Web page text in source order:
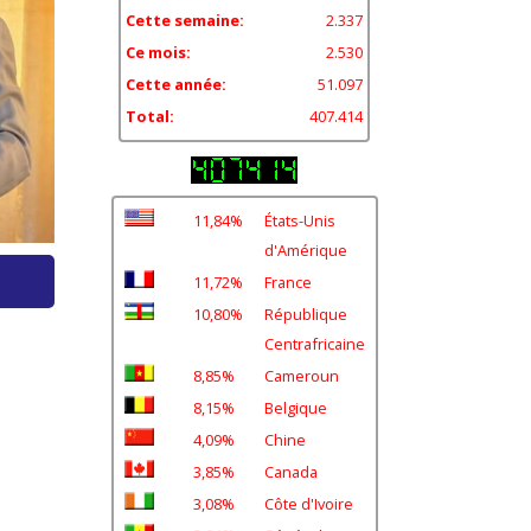
Cette semaine:
2.337
Ce mois:
2.530
Cette année:
51.097
Total:
407.414
11,84%
États-Unis
d'Amérique
11,72%
France
10,80%
République
Centrafricaine
8,85%
Cameroun
8,15%
Belgique
4,09%
Chine
3,85%
Canada
3,08%
Côte d'Ivoire